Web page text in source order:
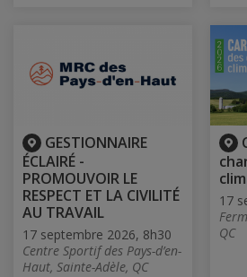
GESTIONNAIRE
ÉCLAIRÉ -
PROMOUVOIR LE
RESPECT ET LA CIVILITÉ
AU TRAVAIL
17 septembre 2026, 8h30
Centre Sportif des Pays-d’en-
Haut, Sainte-Adèle, QC
17
QC